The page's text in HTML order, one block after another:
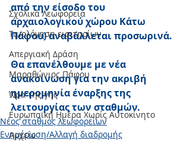
Σχολικά Λεωφορεία
Τιμολόγηση εισιτηρίων
Απεργιακή Δράση
Μαραθώνιος Πάφου
Ώρα της γης
Ευρωπαϊκή Ημέρα Χωρίς Αυτοκίνητο
Αρχείο
από την είσοδο του
αρχαιολογικού χώρου Κάτω
Πάφου) αναβάλλεται προσωρινά.
Θα επανέλθουμε με νέα
ανακοίνωση για την ακριβή
ημερομηνία έναρξης της
λειτουργίας των σταθμών.
Νέος σταθμός λεωφορείων
Ενημέρωση/Αλλαγή διαδρομής